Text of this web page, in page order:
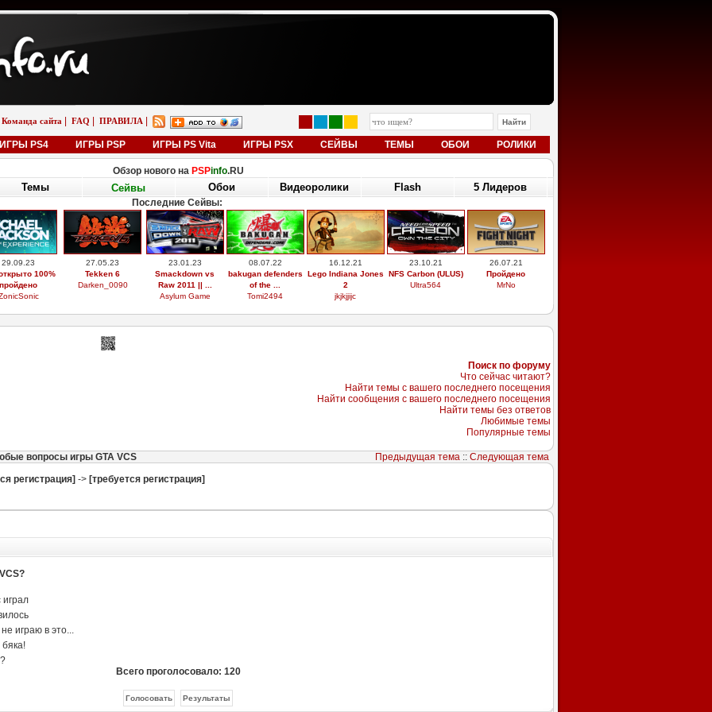
Команда сайта FAQ ПРАВИЛА
PS4 ИГРЫ PSP ИГРЫ PS Vita ИГРЫ PSX СЕЙВЫ ТЕМЫ ОБОИ РОЛИКИ
Обзор нового на PSPinfo.RU
Темы Сейвы Обои Видеоролики Flash 5 Лидеров
Последние Сейвы:
29.09.23
100%
пройдено
27.05.23
Tekken 6
Darken_0090
23.01.23
Smackdown vs
Raw 2011 || ...
Asylum Game
08.07.22
bakugan defenders
of the ...
Tomi2494
16.12.21
Lego Indiana Jones
2
jkjkjjijc
23.10.21
NFS Carbon (ULUS)
Ultra564
26.07.21
Пройдено
MrNo
Поиск по форуму
Что сейчас читают?
Найти темы с вашего последнего посещения
Найти сообщения с вашего последнего посещения
Найти темы без ответов
Любимые темы
Популярные темы
вопросы игры GTA VCS Предыдущая тема:: Следующая тема
регистрация] -> [требуется регистрация]
играл
играю в это...
Всего проголосовало: 120